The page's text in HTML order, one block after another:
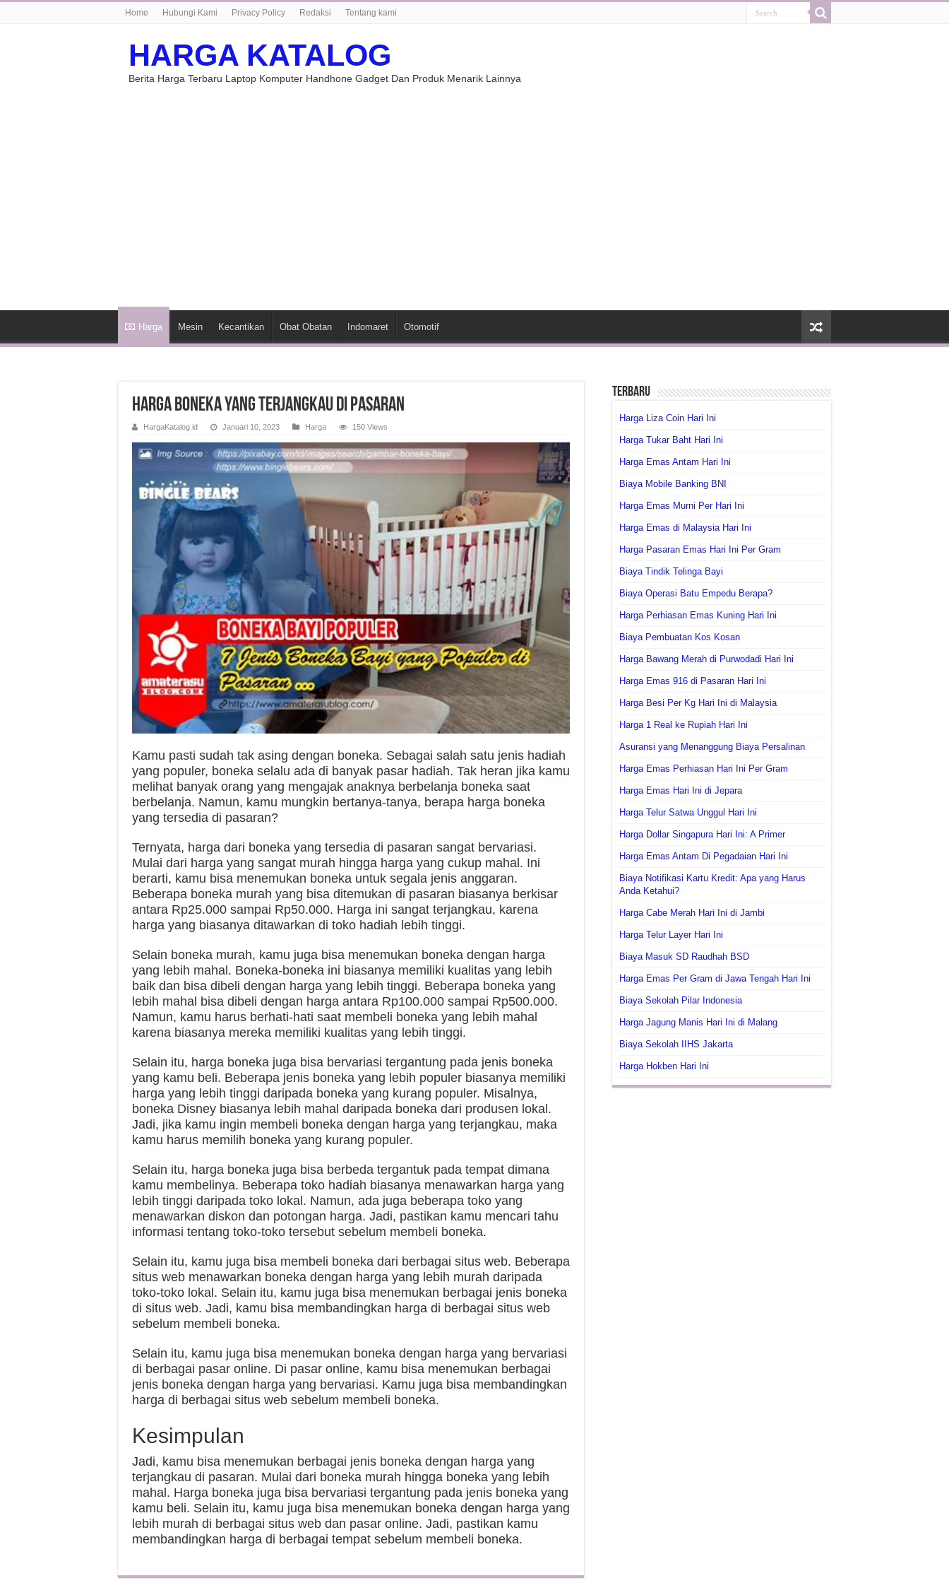
Home Hubungi Kami Privacy Policy Redaksi Tentang kami
HARGA KATALOG
Berita Harga Terbaru Laptop Komputer Handhone Gadget Dan Produk Menarik Lainnya
Harga Mesin Kecantikan Obat Obatan Indomaret Otomotif
Harga Boneka yang Terjangkau di Pasaran
HargaKatalog.id Januari 10, 2023 Harga 150 Views
Kamu pasti sudah tak asing dengan boneka. Sebagai salah satu jenis hadiah
yang populer, boneka selalu ada di banyak pasar hadiah. Tak heran jika kamu
melihat banyak orang yang mengajak anaknya berbelanja boneka saat
berbelanja. Namun, kamu mungkin bertanya-tanya, berapa harga boneka
yang tersedia di pasaran?
Ternyata, harga dari boneka yang tersedia di pasaran sangat bervariasi.
Mulai dari harga yang sangat murah hingga harga yang cukup mahal. Ini
berarti, kamu bisa menemukan boneka untuk segala jenis anggaran.
Beberapa boneka murah yang bisa ditemukan di pasaran biasanya berkisar
antara Rp25.000 sampai Rp50.000. Harga ini sangat terjangkau, karena
harga yang biasanya ditawarkan di toko hadiah lebih tinggi.
Selain boneka murah, kamu juga bisa menemukan boneka dengan harga
yang lebih mahal. Boneka-boneka ini biasanya memiliki kualitas yang lebih
baik dan bisa dibeli dengan harga yang lebih tinggi. Beberapa boneka yang
lebih mahal bisa dibeli dengan harga antara Rp100.000 sampai Rp500.000.
Namun, kamu harus berhati-hati saat membeli boneka yang lebih mahal
karena biasanya mereka memiliki kualitas yang lebih tinggi.
Selain itu, harga boneka juga bisa bervariasi tergantung pada jenis boneka
yang kamu beli. Beberapa jenis boneka yang lebih populer biasanya memiliki
harga yang lebih tinggi daripada boneka yang kurang populer. Misalnya,
boneka Disney biasanya lebih mahal daripada boneka dari produsen lokal.
Jadi, jika kamu ingin membeli boneka dengan harga yang terjangkau, maka
kamu harus memilih boneka yang kurang populer.
Selain itu, harga boneka juga bisa berbeda tergantuk pada tempat dimana
kamu membelinya. Beberapa toko hadiah biasanya menawarkan harga yang
lebih tinggi daripada toko lokal. Namun, ada juga beberapa toko yang
menawarkan diskon dan potongan harga. Jadi, pastikan kamu mencari tahu
informasi tentang toko-toko tersebut sebelum membeli boneka.
Selain itu, kamu juga bisa membeli boneka dari berbagai situs web. Beberapa
situs web menawarkan boneka dengan harga yang lebih murah daripada
toko-toko lokal. Selain itu, kamu juga bisa menemukan berbagai jenis boneka
di situs web. Jadi, kamu bisa membandingkan harga di berbagai situs web
sebelum membeli boneka.
Selain itu, kamu juga bisa menemukan boneka dengan harga yang bervariasi
di berbagai pasar online. Di pasar online, kamu bisa menemukan berbagai
jenis boneka dengan harga yang bervariasi. Kamu juga bisa membandingkan
harga di berbagai situs web sebelum membeli boneka.
Kesimpulan
Jadi, kamu bisa menemukan berbagai jenis boneka dengan harga yang
terjangkau di pasaran. Mulai dari boneka murah hingga boneka yang lebih
mahal. Harga boneka juga bisa bervariasi tergantung pada jenis boneka yang
kamu beli. Selain itu, kamu juga bisa menemukan boneka dengan harga yang
lebih murah di berbagai situs web dan pasar online. Jadi, pastikan kamu
membandingkan harga di berbagai tempat sebelum membeli boneka.
Terbaru
Harga Liza Coin Hari Ini
Harga Tukar Baht Hari Ini
Harga Emas Antam Hari Ini
Biaya Mobile Banking BNI
Harga Emas Murni Per Hari Ini
Harga Emas di Malaysia Hari Ini
Harga Pasaran Emas Hari Ini Per Gram
Biaya Tindik Telinga Bayi
Biaya Operasi Batu Empedu Berapa?
Harga Perhiasan Emas Kuning Hari Ini
Biaya Pembuatan Kos Kosan
Harga Bawang Merah di Purwodadi Hari Ini
Harga Emas 916 di Pasaran Hari Ini
Harga Besi Per Kg Hari Ini di Malaysia
Harga 1 Real ke Rupiah Hari Ini
Asuransi yang Menanggung Biaya Persalinan
Harga Emas Perhiasan Hari Ini Per Gram
Harga Emas Hari Ini di Jepara
Harga Telur Satwa Unggul Hari Ini
Harga Dollar Singapura Hari Ini: A Primer
Harga Emas Antam Di Pegadaian Hari Ini
Biaya Notifikasi Kartu Kredit: Apa yang Harus
Anda Ketahui?
Harga Cabe Merah Hari Ini di Jambi
Harga Telur Layer Hari Ini
Biaya Masuk SD Raudhah BSD
Harga Emas Per Gram di Jawa Tengah Hari Ini
Biaya Sekolah Pilar Indonesia
Harga Jagung Manis Hari Ini di Malang
Biaya Sekolah IIHS Jakarta
Harga Hokben Hari Ini